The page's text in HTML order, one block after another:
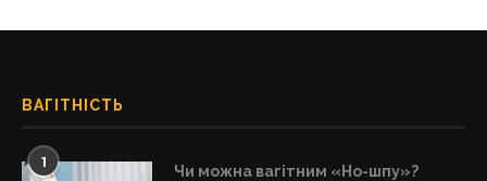
ВАГІТНІСТЬ
1 Чи можна вагітним «Но-шпу»?